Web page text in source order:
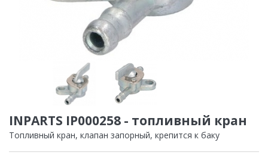
INPARTS IP000258 - топливный кран
Топливный кран, клапан запорный, крепится к баку